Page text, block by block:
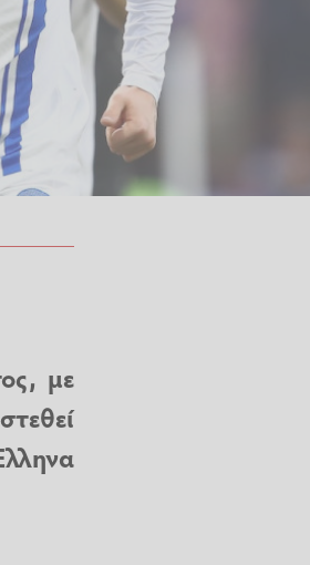
με